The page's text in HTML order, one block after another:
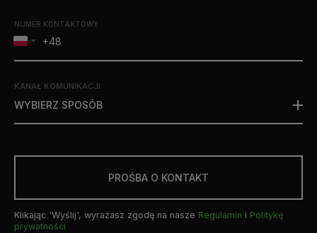
NUMER KONTAKTOWY
KANAŁ KOMUNIKACJI:
WYBIERZ SPOSÓB
PROŚBA O KONTAKT
Klikając 'Wyślij', wyrażasz zgodę na nasze Regulamin i Politykę
prywatności